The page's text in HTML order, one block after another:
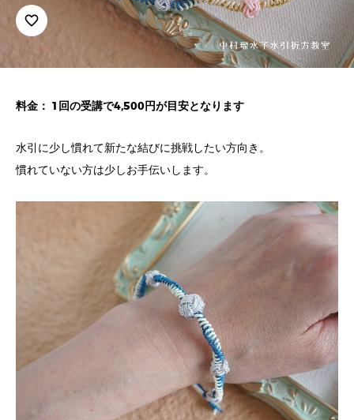
favorite_border
料金： 1回の受講で4,500円が目安となります
水引に少し慣れて新たな結びに挑戦したい方向き。
慣れていない方は少しお手伝いします。